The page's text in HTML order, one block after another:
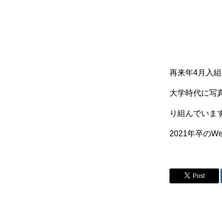
再来年4月入
大学時代に写
り組んでいま
2021年卒の
Post